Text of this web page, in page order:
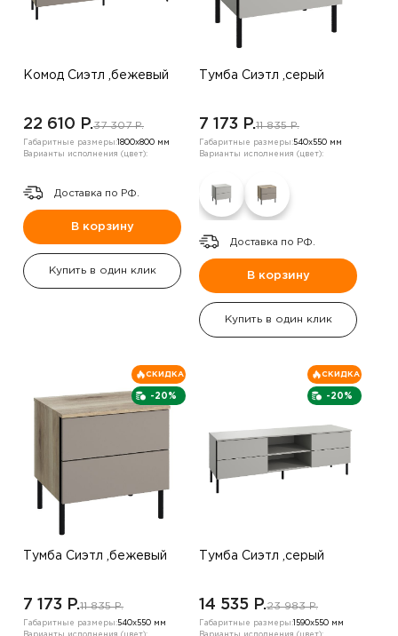
Комод Сиэтл ,бежевый
22 610 P.37 307 P.
Габаритные размеры: 1800х800 мм
Варианты исполнения (цвет):
Доставка по РФ.
В корзину
Купить в один клик
Тумба Сиэтл ,серый
7 173 P.11 835 P.
Габаритные размеры:540х550 мм
Варианты исполнения (цвет):
Доставка по РФ.
В корзину
Купить в один клик
-20%
СКИДКА
Тумба Сиэтл ,бежевый
7 173 P.11 835 P.
Габаритные размеры:540х550 мм
Варианты исполнения (цвет):
-20%
СКИДКА
Тумба Сиэтл ,серый
14 535 P.23 983 P.
Габаритные размеры: 1590х550 мм
Варианты исполнения (цвет):